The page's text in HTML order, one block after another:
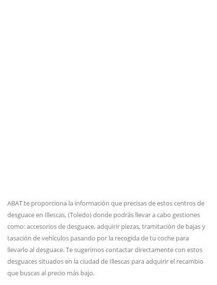
ABAT te proporciona la información que precisas de estos centros de
desguace en Illescas, (Toledo) donde podrás llevar a cabo gestiones
como: accesorios de desguace, adquirir piezas, tramitación de bajas y
tasación de vehículos pasando por la recogida de tu coche para
llevarlo al desguace. Te sugerimos contactar directamente con estos
desguaces situados en la ciudad de Illescas para adquirir el recambio
que buscas al precio más bajo.